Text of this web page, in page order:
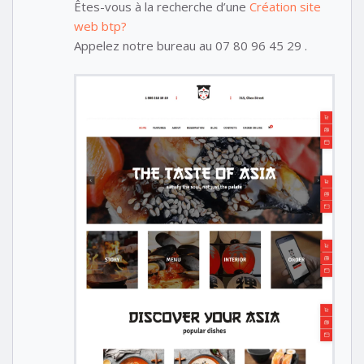
Êtes-vous à la recherche d’une Création site
web btp?
Appelez notre bureau au 07 80 96 45 29 .